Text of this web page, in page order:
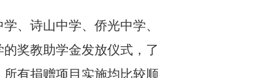
、诗山中学、侨光中学、
奖教助学金发放仪式，了
有捐赠项目实施均比较顺